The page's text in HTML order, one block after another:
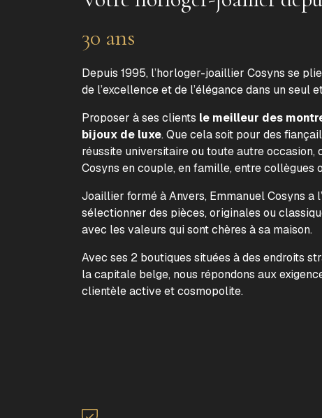
30 ans
Depuis 1995, l’horloger-joaillier Cosyns se
de l’excellence et de l’élégance dans un seul
Proposer à ses clients le meilleur des
bijoux de luxe. Que cela soit pour des
réussite universitaire ou toute autre occasion,
Cosyns en couple, en famille, entre collègues
Joaillier formé à Anvers, Emmanuel Cosyns a
sélectionner des pièces, originales ou
avec les valeurs qui sont chères à sa maison.
Avec ses 2 boutiques situées à des endroits
la capitale belge, nous répondons aux
clientèle active et cosmopolite.